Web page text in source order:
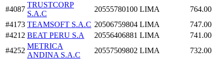
#4087
TRUSTCORP
S.A.C
20555780100 LIMA
764.00
#4173 TEAMSOFT S.A.C 20506759804 LIMA
747.00
#4212 BEAT PERU S.A 20556406881 LIMA
741.00
#4252
METRICA
ANDINA S.A.C
20557509802 LIMA 732.00